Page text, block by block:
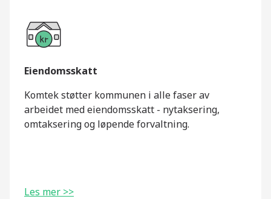
Eiendomsskatt
Komtek støtter kommunen i alle faser av
arbeidet med eiendomsskatt - nytaksering,
omtaksering og løpende forvaltning.
Les mer >>